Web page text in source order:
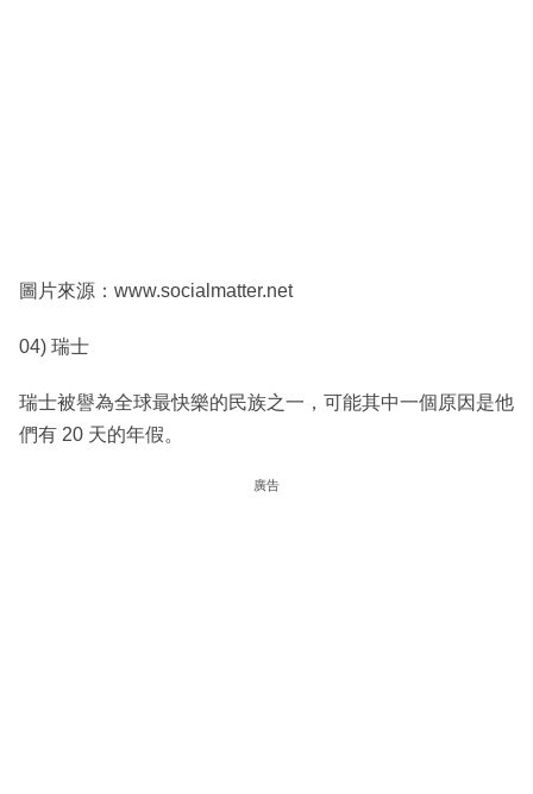
圖片來源：www.socialmatter.net
04) 瑞士
瑞士被譽為全球最快樂的民族之一，可能其中一個原因是他
們有 20 天的年假。
廣告